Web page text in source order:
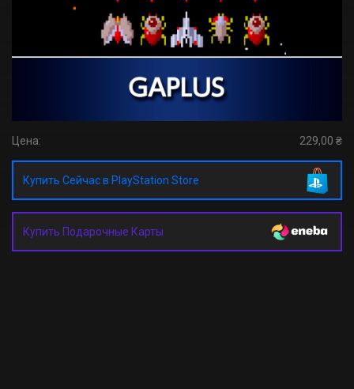
Цена: 229,00 ₴
Купить Сейчас в PlayStation Store
Купить Подарочные Карты